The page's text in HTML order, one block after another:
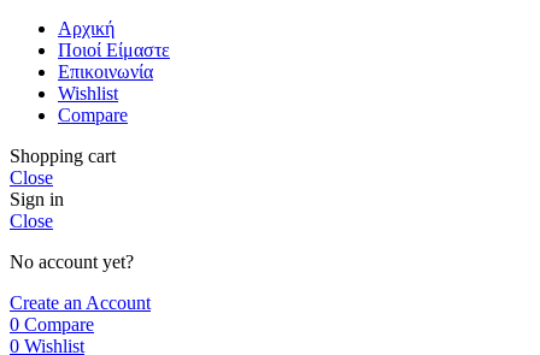
Αρχική
Ποιοί Είμαστε
Επικοινωνία
Wishlist
Compare
Shopping cart
Close
Sign in
Close
No account yet?
Create an Account
0 Compare
0 Wishlist